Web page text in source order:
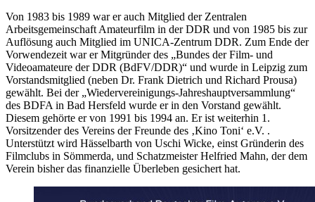
Von 1983 bis 1989 war er auch Mitglied der Zentralen
Arbeitsgemeinschaft Amateurfilm in der DDR und von 1985 bis zur
Auflösung auch Mitglied im UNICA-Zentrum DDR. Zum Ende der
Vorwendezeit war er Mitgründer des „Bundes der Film- und
Videoamateure der DDR (BdFV/DDR)“ und wurde in Leipzig zum
Vorstandsmitglied (neben Dr. Frank Dietrich und Richard Prousa)
gewählt. Bei der „Wiedervereinigungs-Jahreshauptversammlung“
des BDFA in Bad Hersfeld wurde er in den Vorstand gewählt.
Diesem gehörte er von 1991 bis 1994 an. Er ist weiterhin 1.
Vorsitzender des Vereins der Freunde des ‚Kino Toni‘ e.V. .
Unterstützt wird Hässelbarth von Uschi Wicke, einst Gründerin des
Filmclubs in Sömmerda, und Schatzmeister Helfried Mahn, der dem
Verein bisher das finanzielle Überleben gesichert hat.